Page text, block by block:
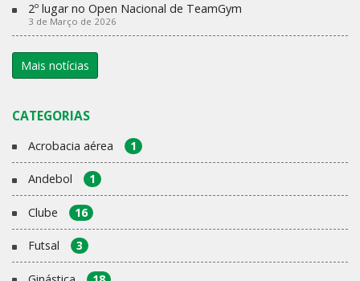
2º lugar no Open Nacional de TeamGym
3 de Março de 2026
Mais notícias
CATEGORIAS
Acrobacia aérea 1
Andebol 1
Clube 16
Futsal 3